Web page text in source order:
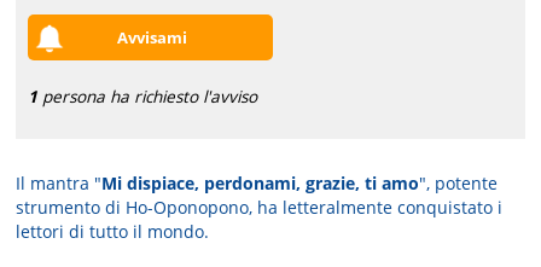
Avvisami
1 persona ha richiesto l'avviso
Il mantra "Mi dispiace, perdonami, grazie, ti amo", potente
strumento di Ho-Oponopono, ha letteralmente conquistato i
lettori di tutto il mondo.